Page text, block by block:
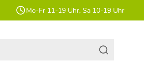
Mo-Fr 11-19 Uhr, Sa 10-19 Uhr